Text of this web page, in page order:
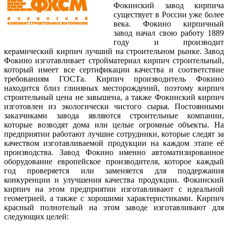
Фокинский завод кирпича
существует в России уже более
века. Фокино кирпичный
завод начал свою работу 1889
году и производит
керамический кирпич лучший на строительном рынке. Завод
Фокино изготавливает стройматериал кирпич строительный,
который имеет все сертификации качества и соответствие
требованиям ГОСТа. Кирпич производитель Фокино
находится близ глиняных месторождений, поэтому кирпич
строительный цена не завышена, а также Фокинский кирпич
изготовлен из экологически чистого сырья. Постоянными
заказчиками завода являются строительные компании,
которые возводят дома или целые огромные объекты. На
предприятии работают лучшие сотрудники, которые следят за
качеством изготавливаемой продукции на каждом этапе её
производства. Завод Фокино именно автоматизированное
оборудование европейское производителя, которое каждый
год проверяется или заменяется для поддержания
конкуренции и улучшения качества продукции. Фокинский
кирпич на этом предприятии изготавливают с идеальной
геометрией, а также с хорошими характеристиками. Кирпич
красный полнотелый на этом заводе изготавливают для
следующих целей: